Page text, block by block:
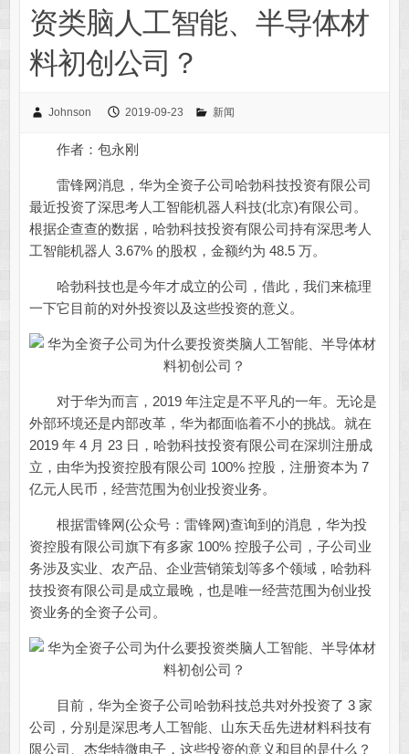
资类脑人工智能、半导体材
料初创公司？
Johnson 2019-09-23 新闻
作者：包永刚
雷锋网消息，华为全资子公司哈勃科技投资有限公司
最近投资了深思考人工智能机器人科技(北京)有限公司。
根据企查查的数据，哈勃科技投资有限公司持有深思考人
工智能机器人 3.67% 的股权，金额约为 48.5 万。
哈勃科技也是今年才成立的公司，借此，我们来梳理
一下它目前的对外投资以及这些投资的意义。
对于华为而言，2019 年注定是不平凡的一年。无论是
外部环境还是内部改革，华为都面临着不小的挑战。就在
2019 年 4 月 23 日，哈勃科技投资有限公司在深圳注册成
立，由华为投资控股有限公司 100% 控股，注册资本为 7
亿元人民币，经营范围为创业投资业务。
根据雷锋网(公众号：雷锋网)查询到的消息，华为投
资控股有限公司旗下有多家 100% 控股子公司，子公司业
务涉及实业、农产品、企业营销策划等多个领域，哈勃科
技投资有限公司是成立最晚，也是唯一经营范围为创业投
资业务的全资子公司。
目前，华为全资子公司哈勃科技总共对外投资了 3 家
公司，分别是深思考人工智能、山东天岳先进材料科技有
限公司、杰华特微电子，这些投资的意义和目的是什么？